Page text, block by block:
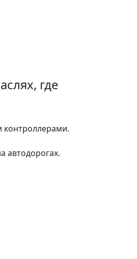
где
контроллерами.
автодорогах.